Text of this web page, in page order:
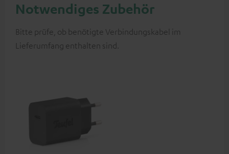
Notwendiges Zubehör
Bitte prüfe, ob benötigte Verbindungskabel im
Lieferumfang enthalten sind.